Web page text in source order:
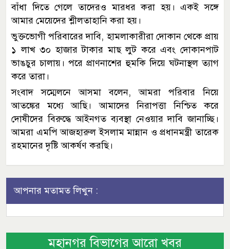
বাঁধা দিতে গেলে তাদেরও মারধর করা হয়। একই সঙ্গে
আমার মেয়েদের শ্লীলতাহানি করা হয়।
ভুক্তভোগী পরিবারের দাবি, হামলাকারীরা দোকান থেকে প্রায়
১ লাখ ৩০ হাজার টাকার মাছ লুট করে এবং দোকানপাট
ভাঙচুর চালায়। পরে প্রাণনাশের হুমকি দিয়ে ঘটনাস্থল ত্যাগ
করে তারা।
সংবাদ সম্মেলনে আসমা বলেন, আমরা পরিবার নিয়ে
আতঙ্কের মধ্যে আছি। আমাদের নিরাপত্তা নিশ্চিত করে
দোষীদের বিরুদ্ধে আইনগত ব্যবস্থা নেওয়ার দাবি জানাচ্ছি।
আমরা এমপি আজহারুল ইসলাম মান্নান ও প্রধানমন্ত্রী তারেক
রহমানের দৃষ্টি আকর্ষণ করছি।
আপনার মতামত লিখুন :
মহানগর বিভাগের আরো খবর